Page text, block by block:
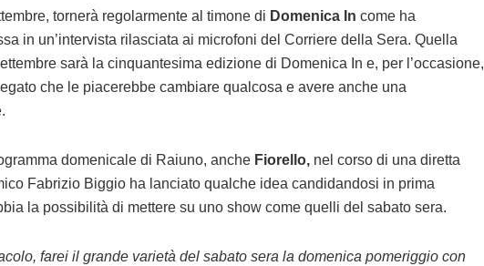
tornerà regolarmente al timone di Domenica In come ha
in un’intervista rilasciata ai microfoni del Corriere della Sera. Quella
sarà la cinquantesima edizione di Domenica In e, per l’occasione,
che le piacerebbe cambiare qualcosa e avere anche una
domenicale di Raiuno, anche Fiorello, nel corso di una diretta
Fabrizio Biggio ha lanciato qualche idea candidandosi in prima
la possibilità di mettere su uno show come quelli del sabato sera.
farei il grande varietà del sabato sera la domenica pomeriggio con